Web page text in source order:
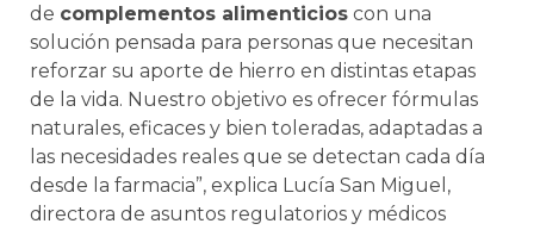
de complementos alimenticios con una
solución pensada para personas que necesitan
reforzar su aporte de hierro en distintas etapas
de la vida. Nuestro objetivo es ofrecer fórmulas
naturales, eficaces y bien toleradas, adaptadas a
las necesidades reales que se detectan cada día
desde la farmacia”, explica Lucía San Miguel,
directora de asuntos regulatorios y médicos